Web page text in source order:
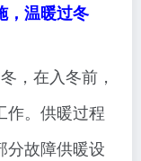
，温暖过冬
，在入冬前，
作。供暖过程
分故障供暖设